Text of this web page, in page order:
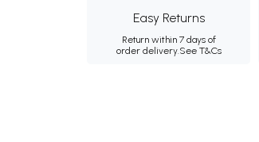
Easy Returns
Return within 7 days of
order delivery.See T&Cs